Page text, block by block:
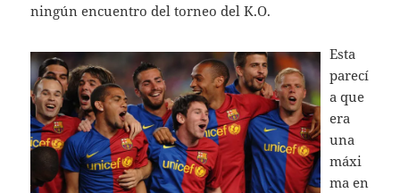
ningún encuentro del torneo del K.O.
Esta
parecí
a que
era
una
máxi
ma en